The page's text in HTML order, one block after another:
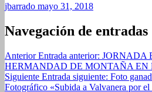
jbarrado mayo 31, 2018
Navegación de entradas
Anterior Entrada anterior: JORNADA
HERMANDAD DE MONTAÑA EN
Siguiente Entrada siguiente: Foto
Fotográfico «Subida a Valvanera por